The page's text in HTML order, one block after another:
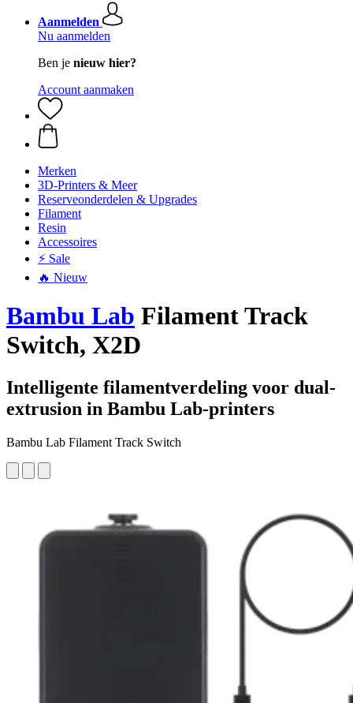
Aanmelden
Nu aanmelden
Ben je nieuw hier?
Account aanmaken
Merken
3D-Printers & Meer
Reserveonderdelen & Upgrades
Filament
Resin
Accessoires
⚡ Sale
🔥 Nieuw
Bambu Lab Filament Track
Switch, X2D
Intelligente filamentverdeling voor dual-
extrusion in Bambu Lab-printers
Bambu Lab Filament Track Switch